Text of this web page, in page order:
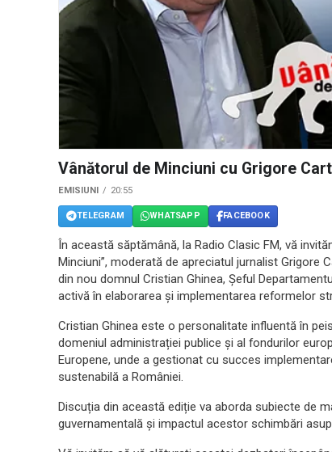
Vânătorul de Minciuni cu Grigore
EMISIUNI 20:55
TELEGRAM WHATSAPP FACEBOOK
În această săptămână, la Radio Clasic FM, vă
Minciuni”, moderată de apreciatul jurnalist Grigore
din nou domnul Cristian Ghinea, Șeful
activă în elaborarea și implementarea reformelor
Cristian Ghinea este o personalitate influentă în
domeniul administrației publice și al fondurilor
Europene, unde a gestionat cu succes
sustenabilă a României.
Discuția din această ediție va aborda subiecte de
guvernamentală și impactul acestor schimbări